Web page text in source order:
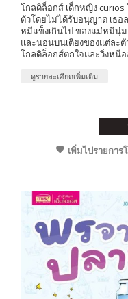
โกลดิล็อกส์ เด็กหญิง
ตัวโดยไม่ได้รับอนุญาต เธ
หมีแข็งเกินไป ของแม่หมีนุ่ม
และนอนบนเตียงของแต่ละ
โกลดิล็อกส์ตกใจและวิ่งหนี
ดูรายละเอียดเพิ่มเติม
เพิ่มไปรายการ